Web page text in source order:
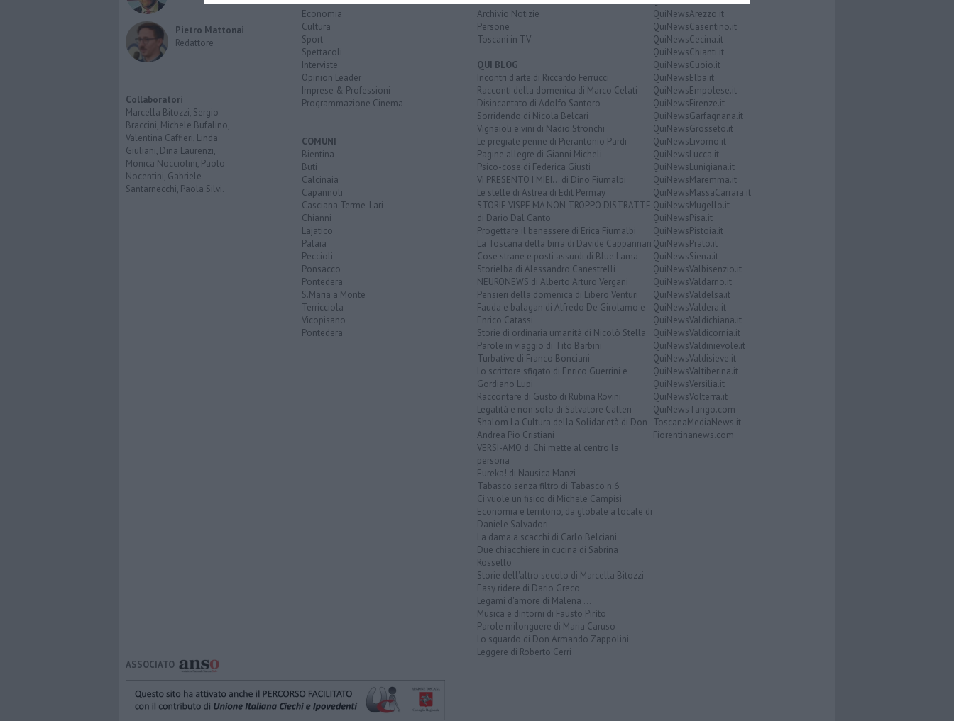
Pietro Mattonai
Redattore
Collaboratori
Marcella Bitozzi, Sergio
Braccini, Michele Bufalino,
Valentina Caffieri, Linda
Giuliani, Dina Laurenzi,
Monica Nocciolini, Paolo
Nocentini, Gabriele
Santarnecchi, Paola Silvi.
Economia
Cultura
Sport
Spettacoli
Interviste
Opinion Leader
Imprese & Professioni
Programmazione Cinema
COMUNI
Bientina
Buti
Calcinaia
Capannoli
Casciana Terme-Lari
Chianni
Lajatico
Palaia
Peccioli
Ponsacco
Pontedera
S.Maria a Monte
Terricciola
Vicopisano
Pontedera
Archivio Notizie
Persone
Toscani in TV
QUI BLOG
Incontri d'arte di Riccardo Ferrucci
Racconti della domenica di Marco Celati
Disincantato di Adolfo Santoro
Sorridendo di Nicola Belcari
Vignaioli e vini di Nadio Stronchi
Le pregiate penne di Pierantonio Pardi
Pagine allegre di Gianni Micheli
Psico-cose di Federica Giusti
VI PRESENTO I MIEI... di Dino Fiumalbi
Le stelle di Astrea di Edit Permay
STORIE VISPE MA NON TROPPO DISTRATTE
di Dario Dal Canto
Progettare il benessere di Erica Fiumalbi
La Toscana della birra di Davide Cappannari
Cose strane e posti assurdi di Blue Lama
Storielba di Alessandro Canestrelli
NEURONEWS di Alberto Arturo Vergani
Pensieri della domenica di Libero Venturi
Fauda e balagan di Alfredo De Girolamo e
Enrico Catassi
Storie di ordinaria umanità di Nicolò Stella
Parole in viaggio di Tito Barbini
Turbative di Franco Bonciani
Lo scrittore sfigato di Enrico Guerrini e
Gordiano Lupi
Raccontare di Gusto di Rubina Rovini
Legalità e non solo di Salvatore Calleri
Shalom La Cultura della Solidarietà di Don
Andrea Pio Cristiani
VERSI-AMO di Chi mette al centro la
persona
Eureka! di Nausica Manzi
Tabasco senza filtro di Tabasco n.6
Ci vuole un fisico di Michele Campisi
Economia e territorio, da globale a locale di
Daniele Salvadori
La dama a scacchi di Carlo Belciani
Due chiacchiere in cucina di Sabrina
Rossello
Storie dell'altro secolo di Marcella Bitozzi
Easy ridere di Dario Greco
Legami d'amore di Malena ...
Musica e dintorni di Fausto Pirìto
Parole milonguere di Maria Caruso
Lo sguardo di Don Armando Zappolini
Leggere di Roberto Cerri
QuiNewsArezzo.it
QuiNewsCasentino.it
QuiNewsCecina.it
QuiNewsChianti.it
QuiNewsCuoio.it
QuiNewsElba.it
QuiNewsEmpolese.it
QuiNewsFirenze.it
QuiNewsGarfagnana.it
QuiNewsGrosseto.it
QuiNewsLivorno.it
QuiNewsLucca.it
QuiNewsLunigiana.it
QuiNewsMaremma.it
QuiNewsMassaCarrara.it
QuiNewsMugello.it
QuiNewsPisa.it
QuiNewsPistoia.it
QuiNewsPrato.it
QuiNewsSiena.it
QuiNewsValbisenzio.it
QuiNewsValdarno.it
QuiNewsValdelsa.it
QuiNewsValdera.it
QuiNewsValdichiana.it
QuiNewsValdicornia.it
QuiNewsValdinievole.it
QuiNewsValdisieve.it
QuiNewsValtiberina.it
QuiNewsVersilia.it
QuiNewsVolterra.it
QuiNewsTango.com
ToscanaMediaNews.it
Fiorentinanews.com
ASSOCIATO